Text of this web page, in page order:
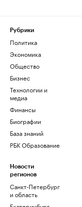
Рубрики
Политика
Экономика
Общество
Бизнес
Технологии и
медиа
Финансы
Биографии
База знаний
РБК Образование
Новости
регионов
Санкт-Петербург
и область